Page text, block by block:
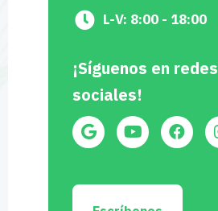
L-V: 8:00 - 18:00
¡Síguenos en redes
sociales!